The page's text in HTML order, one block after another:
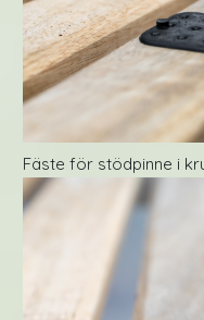
Fäste för stödpinne i